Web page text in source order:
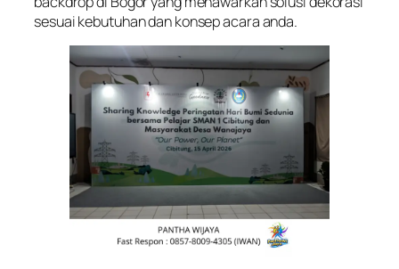
sesuai kebutuhan dan konsep acara anda.